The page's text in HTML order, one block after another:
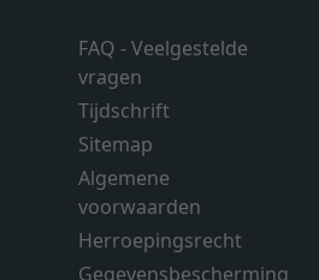
FAQ - Veelgestelde
vragen
Tijdschrift
Sitemap
Algemene
voorwaarden
Herroepingsrecht
Gegevensbescherming